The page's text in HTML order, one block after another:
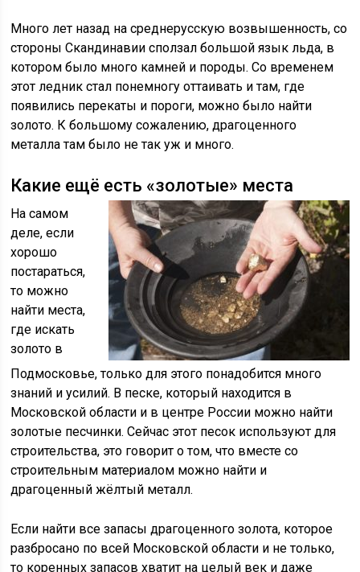
Много лет назад на среднерусскую возвышенность, со
стороны Скандинавии сползал большой язык льда, в
котором было много камней и породы. Со временем
этот ледник стал понемногу оттаивать и там, где
появились перекаты и пороги, можно было найти
золото. К большому сожалению, драгоценного
металла там было не так уж и много.
Какие ещё есть «золотые» места
На самом
деле, если
хорошо
постараться,
то можно
найти места,
где искать
золото в
Подмосковье, только для этого понадобится много
знаний и усилий. В песке, который находится в
Московской области и в центре России можно найти
золотые песчинки. Сейчас этот песок используют для
строительства, это говорит о том, что вместе со
строительным материалом можно найти и
драгоценный жёлтый металл.
Если найти все запасы драгоценного золота, которое
разбросано по всей Московской области и не только,
то коренных запасов хватит на целый век и даже